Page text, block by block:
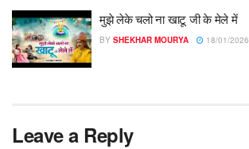
मुझे लेके चलो ना खाटू जी के मेले में
BY SHEKHAR MOURYA 18/01/2026
Leave a Reply